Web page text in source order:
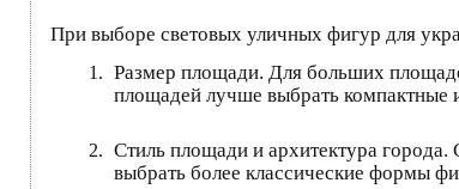
При выборе световых уличных фигур для
Размер площади. Для больших
площадей лучше выбрать компактные
Стиль площади и архитектура
выбрать более классические формы